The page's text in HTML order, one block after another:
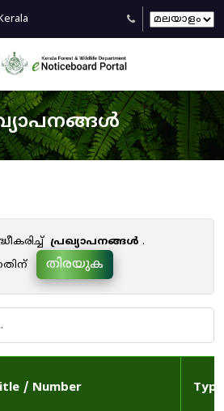
പ്രഖ്യാപനങ്ങൾ .
തിരയുക
/ Number Type